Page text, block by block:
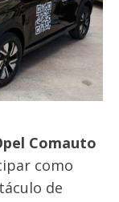
Comauto
como
de